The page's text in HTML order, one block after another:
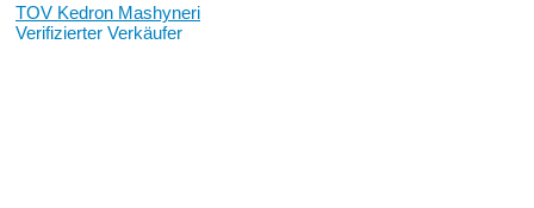
TOV Kedron Mashyneri
Verifizierter Verkäufer